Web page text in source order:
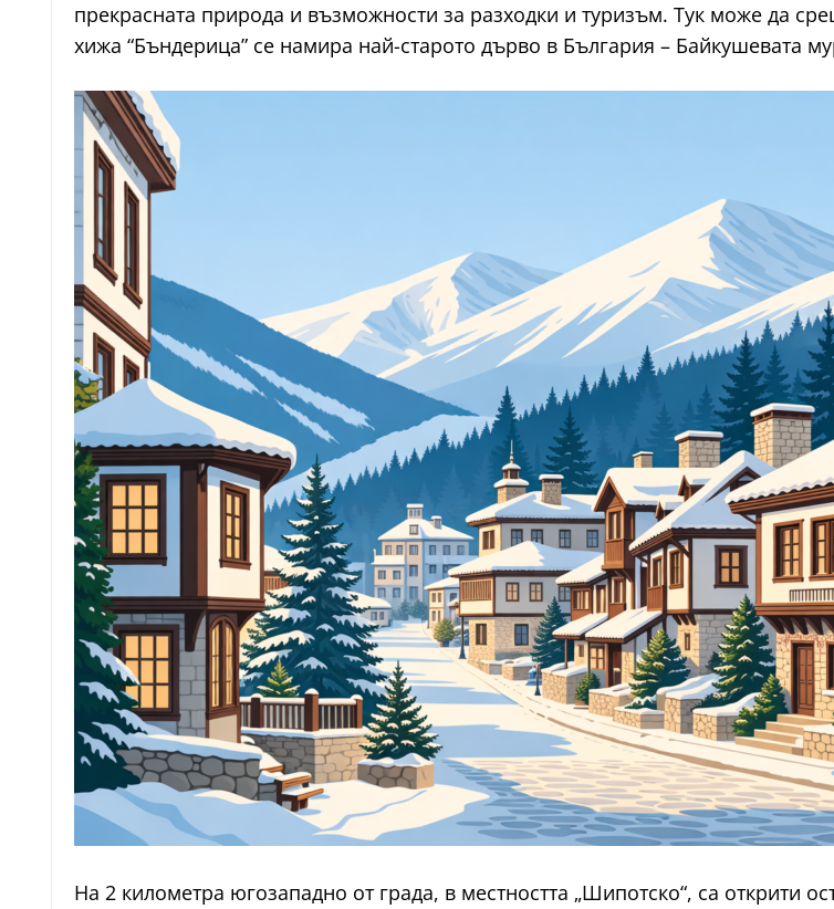
прекрасната природа и възможности за разходки и туризъм. Тук може да
хижа “Бъндерица” се намира най-старото дърво в България – Байкушевата
На 2 километра югозападно от града, в местността „Шипотско“, са открити